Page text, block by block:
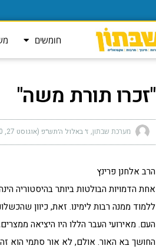
חומשים
"זכרו תורת משה"
מערכת שבתון ז׳ באלול ה׳תש״פ (אוגוסט 27, 2020)
הרב אלחנן פרינץ
אחת הדמויות הבולטות ביותר בהיסטוריה
ללמוד ממנה רבות לימינו. זאת, כיוון
העם. מאירועי העבר הללו היו היציאה
החושך בא האור. אולם, לא אור סתמי הוא